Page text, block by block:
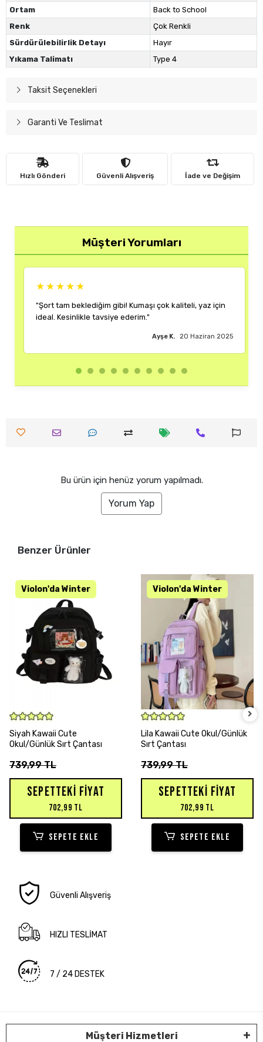
Ortam
Back to School
Renk
Çok Renkli
Sürdürülebilirlik Detayı
Hayır
Yıkama Talimatı
Type 4
Taksit Seçenekleri
Garanti Ve Teslimat
Hızlı Gönderi Güvenli Alışveriş İade ve Değişim
Müşteri Yorumları
★★★★★
"Şort tam beklediğim gibi! Kumaşı çok kaliteli, yaz için
ideal. Kesinlikle tavsiye ederim."
Ayşe K. 20 Haziran 2025
Bu ürün için henüz yorum yapılmadı.
Yorum Yap
Benzer Ürünler
Siyah Kawaii Cute
Okul/Günlük Sırt Çantası
739,99 TL
SEPETTEKI FIYAT
702,99 TL
SEPETE EKLE
Lila Kawaii Cute Okul/Günlük
Sırt Çantası
739,99 TL
SEPETTEKI FIYAT
702,99 TL
SEPETE EKLE
Güvenli Alışveriş
HIZLI TESLİMAT
7 / 24 DESTEK
Müşteri Hizmetleri